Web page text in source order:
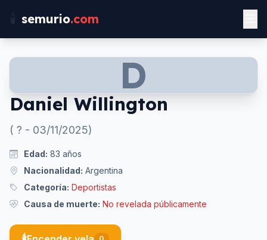
semurio.com
D
Daniel Willington
( ? - 03/11/2025)
Edad: 83 años
Nacionalidad: Argentina
Categoría: Deportistas
Causa de muerte: No revelada públicamente